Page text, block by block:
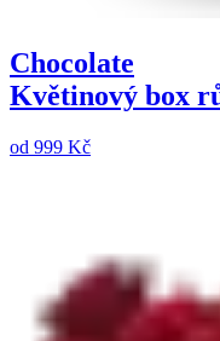
Chocolate
Květinový box
od 999 Kč